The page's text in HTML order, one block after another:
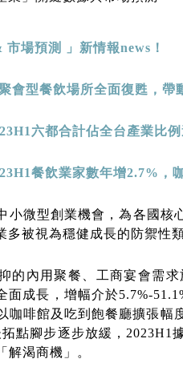
市場預測 」新情報news ！
會型餐飲場所全面復甦，帶
六都合計佔全台產業比例
餐飲業家數年增2.7% ，
小微型創業機會，為各國
被視為穩健成長的防禦性
的內用聚餐、工商宴會需
面成長，增幅介於5.7%-
咖啡館及吃到飽餐廳擴張
點腳步逐步放緩，
解渴商機」。